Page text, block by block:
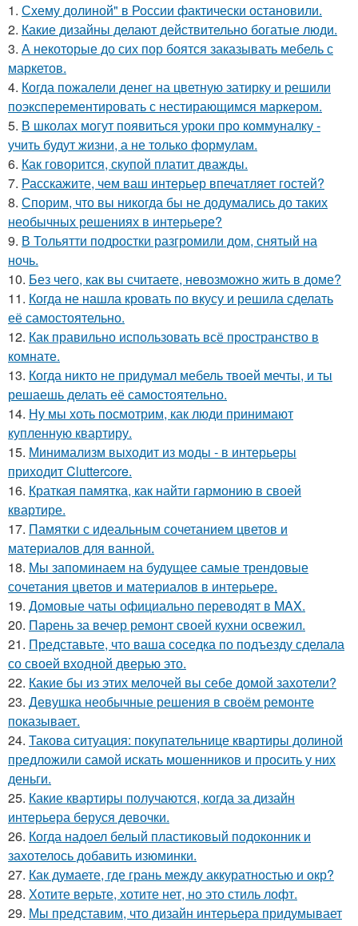
1. Схему долиной" в России фактически остановили.
2. Какие дизайны делают действительно богатые люди.
3. А некоторые до сих пор боятся заказывать мебель с
маркетов.
4. Когда пожалели денег на цветную затирку и решили
поэксперементировать с нестирающимся маркером.
5. В школах могут появиться уроки про коммуналку -
учить будут жизни, а не только формулам.
6. Как говорится, скупой платит дважды.
7. Расскажите, чем ваш интерьер впечатляет гостей?
8. Спорим, что вы никогда бы не додумались до таких
необычных решениях в интерьере?
9. В Тольятти подростки разгромили дом, снятый на
ночь.
10. Без чего, как вы считаете, невозможно жить в доме?
11. Когда не нашла кровать по вкусу и решила сделать
её самостоятельно.
12. Как правильно использовать всё пространство в
комнате.
13. Когда никто не придумал мебель твоей мечты, и ты
решаешь делать её самостоятельно.
14. Ну мы хоть посмотрим, как люди принимают
купленную квартиру.
15. Минимализм выходит из моды - в интерьеры
приходит Cluttercore.
16. Краткая памятка, как найти гармонию в своей
квартире.
17. Памятки с идеальным сочетанием цветов и
материалов для ванной.
18. Мы запоминаем на будущее самые трендовые
сочетания цветов и материалов в интерьере.
19. Домовые чаты официально переводят в MAX.
20. Парень за вечер ремонт своей кухни освежил.
21. Представьте, что ваша соседка по подъезду сделала
со своей входной дверью это.
22. Какие бы из этих мелочей вы себе домой захотели?
23. Девушка необычные решения в своём ремонте
показывает.
24. Такова ситуация: покупательнице квартиры долиной
предложили самой искать мошенников и просить у них
деньги.
25. Какие квартиры получаются, когда за дизайн
интерьера беруся девочки.
26. Когда надоел белый пластиковый подоконник и
захотелось добавить изюминки.
27. Как думаете, где грань между аккуратностью и окр?
28. Хотите верьте, хотите нет, но это стиль лофт.
29. Мы представим, что дизайн интерьера придумывает